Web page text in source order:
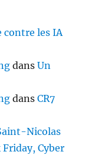
contre les IA
dansUn
dansCR7
Nicolas
Friday, Cyber